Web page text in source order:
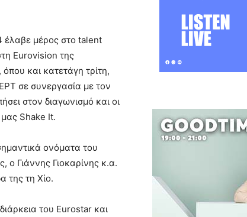
έλαβε μέρος στο talent
Eurovision της
και κατετάγη τρίτη,
σε συνεργασία με τον
στον διαγωνισμό και οι
Shake It.
ονόματα του
Γιάννης Γιοκαρίνης κ.α.
της τη Χίο.
του Eurostar και